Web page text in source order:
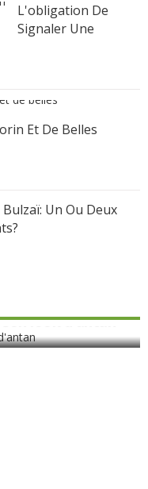
L'obligation De
Signaler Une
Et De Belles
Bulzaï: Un Ou Deux
look d'antan